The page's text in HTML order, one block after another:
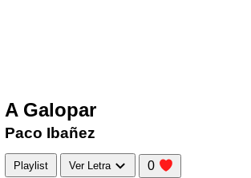
A Galopar
Paco Ibañez
Playlist Ver Letra 0